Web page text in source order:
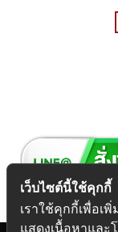
เว็บไซต์นี้ใช้คุกกี้
เราใช้คุกกี้เพื่อเ
แสดงเนื้อหาแล